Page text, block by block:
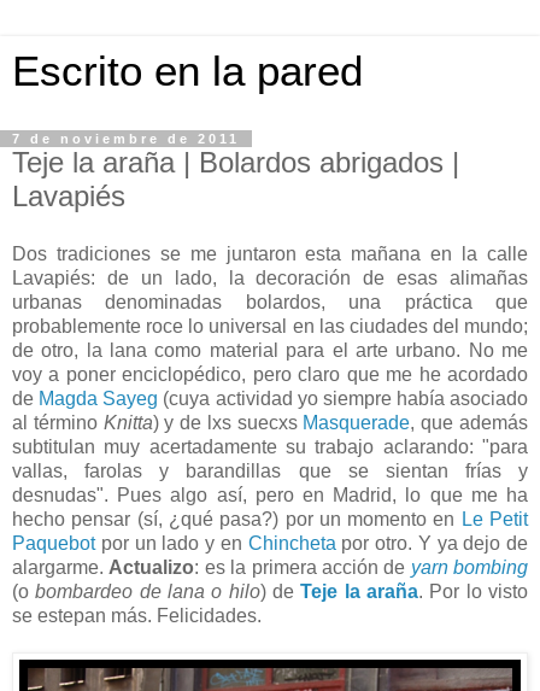
Escrito en la pared
7 de noviembre de 2011
Teje la araña | Bolardos abrigados |
Lavapiés
Dos tradiciones se me juntaron esta mañana en la calle
Lavapiés: de un lado, la decoración de esas alimañas
urbanas denominadas bolardos, una práctica que
probablemente roce lo universal en las ciudades del mundo;
de otro, la lana como material para el arte urbano. No me
voy a poner enciclopédico, pero claro que me he acordado
de Magda Sayeg (cuya actividad yo siempre había asociado
al término Knitta) y de lxs suecxs Masquerade, que además
subtitulan muy acertadamente su trabajo aclarando: "para
vallas, farolas y barandillas que se sientan frías y
desnudas". Pues algo así, pero en Madrid, lo que me ha
hecho pensar (sí, ¿qué pasa?) por un momento en Le Petit
Paquebotpor un lado y en Chincheta por otro. Y ya dejo de
alargarme. Actualizo: es la primera acción de yarn bombing
(obombardeo de lana o hilo) deTeje la araña. Por lo visto
se estepan más. Felicidades.